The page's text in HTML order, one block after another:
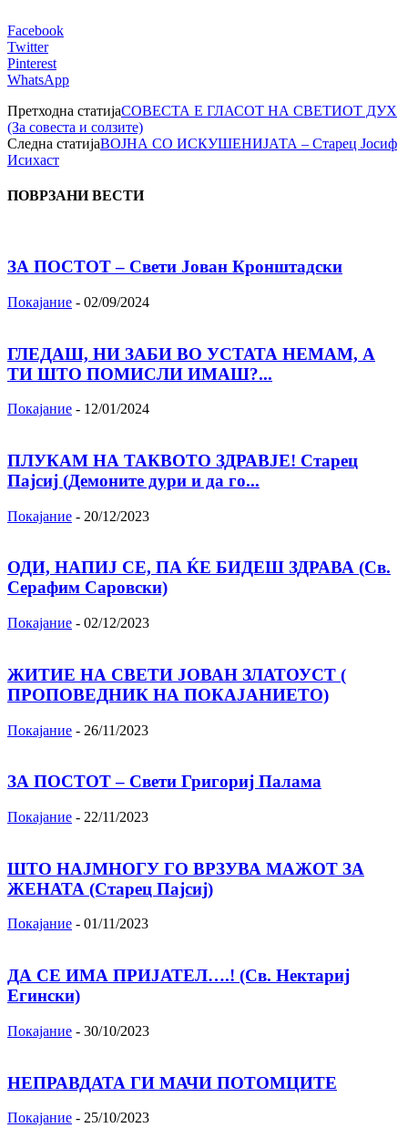
Facebook
Twitter
Pinterest
WhatsApp
Претходна статијаСОВЕСТА Е ГЛАСОТ НА СВЕТИОТ ДУХ
(За совеста и солзите)
Следна статијаВОЈНА СО ИСКУШЕНИЈАТА – Старец Јосиф
Исихаст
ПОВРЗАНИ ВЕСТИ
ЗА ПОСТОТ – Свети Јован Кронштадски
Покајание - 02/09/2024
ГЛЕДАШ, НИ ЗАБИ ВО УСТАТА НЕМАМ, А
ТИ ШТО ПОМИСЛИ ИМАШ?...
Покајание - 12/01/2024
ПЛУКАМ НА ТАКВОТО ЗДРАВЈЕ! Старец
Пајсиј (Демоните дури и да го...
Покајание - 20/12/2023
ОДИ, НАПИЈ СЕ, ПА ЌЕ БИДЕШ ЗДРАВА (Св.
Серафим Саровски)
Покајание - 02/12/2023
ЖИТИЕ НА СВЕТИ ЈОВАН ЗЛАТОУСТ (
ПРОПОВЕДНИК НА ПОКАЈАНИЕТО)
Покајание - 26/11/2023
ЗА ПОСТОТ – Свети Григориј Палама
Покајание - 22/11/2023
ШТО НАЈМНОГУ ГО ВРЗУВА МАЖОТ ЗА
ЖЕНАТА (Старец Пајсиј)
Покајание - 01/11/2023
ДА СЕ ИМА ПРИЈАТЕЛ….! (Св. Нектариј
Егински)
Покајание - 30/10/2023
НЕПРАВДАТА ГИ МАЧИ ПОТОМЦИТЕ
Покајание - 25/10/2023